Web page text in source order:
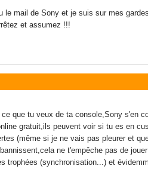
mail de Sony et je suis sur mes
et assumez !!!
que tu veux de ta console,Sony s'en
gratuit,ils peuvent voir si tu es en
(même si je ne vais pas pleurer et
ne t'empêche pas de
trophées (synchronisation...) et